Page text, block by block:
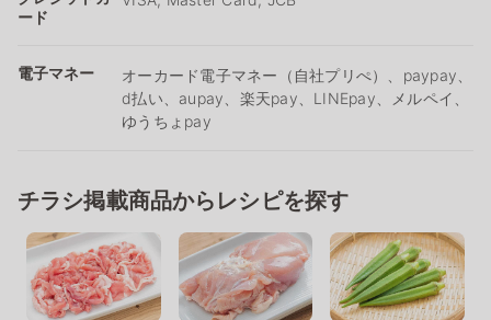
ード
電子マネー
オーカード電子マネー（自社プリぺ）、paypay、
d払い、aupay、楽天pay、LINEpay、メルペイ、
ゆうちょpay
チラシ掲載商品からレシピを探す